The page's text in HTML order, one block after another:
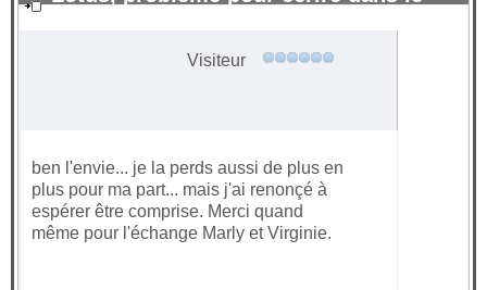
Visiteur
ben l'envie... je la perds aussi de plus en
plus pour ma part... mais j'ai renonçé à
espérer être comprise. Merci quand
même pour l'échange Marly et Virginie.